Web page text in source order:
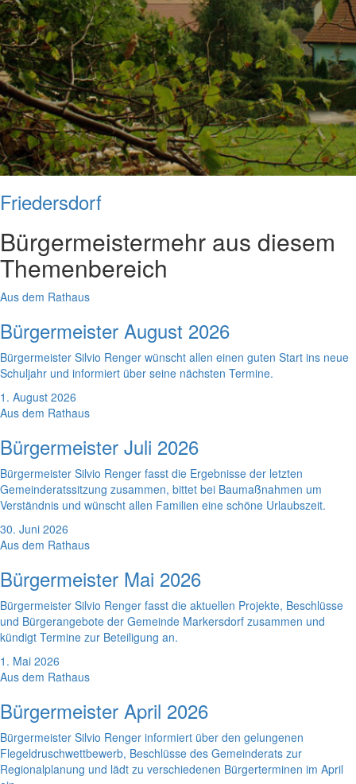
Friedersdorf
Bürgermeistermehr aus diesem
Themenbereich
Aus dem Rathaus
Bürgermeister August 2026
Bürgermeister Silvio Renger wünscht allen einen guten Start ins neue
Schuljahr und informiert über seine nächsten Termine.
1. August 2026
Aus dem Rathaus
Bürgermeister Juli 2026
Bürgermeister Silvio Renger fasst die Ergebnisse der letzten
Gemeinderatssitzung zusammen, bittet bei Baumaßnahmen um
Verständnis und wünscht allen Familien eine schöne Urlaubszeit.
30. Juni 2026
Aus dem Rathaus
Bürgermeister Mai 2026
Bürgermeister Silvio Renger fasst die aktuellen Projekte, Beschlüsse
und Bürgerangebote der Gemeinde Markersdorf zusammen und
kündigt Termine zur Beteiligung an.
1. Mai 2026
Aus dem Rathaus
Bürgermeister April 2026
Bürgermeister Silvio Renger informiert über den gelungenen
Flegeldruschwettbewerb, Beschlüsse des Gemeinderats zur
Regionalplanung und lädt zu verschiedenen Bürgerterminen im April